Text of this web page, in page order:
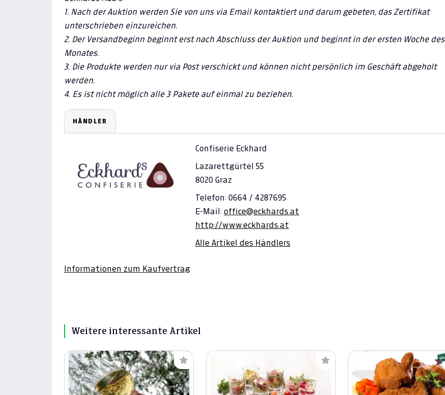
1. Nach der Auktion werden Sie von uns via Email kontaktiert und darum gebeten, das Zertifikat
unterschrieben einzureichen.
2. Der Versandbeginn beginnt erst nach Abschluss der Auktion und beginnt in der ersten Woche des
Monates.
3. Die Produkte werden nur via Post verschickt und können nicht persönlich im Geschäft abgeholt
werden.
4. Es ist nicht möglich alle 3 Pakete auf einmal zu beziehen.
HÄNDLER
Confiserie Eckhard
Lazarettgürtel 55
8020 Graz
Telefon: 0664 / 4287695
E-Mail: office@eckhards.at
http://www.eckhards.at
Alle Artikel des Händlers
Informationen zum Kaufvertrag
Weitere interessante Artikel